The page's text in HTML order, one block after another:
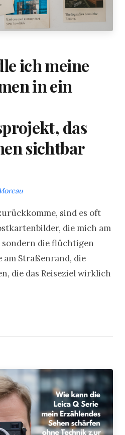
ich meine
in ein
das
sichtbar
sind es oft
die mich am
sondern die flüchtigen
am Straßenrand, die
die das Reiseziel wirklich